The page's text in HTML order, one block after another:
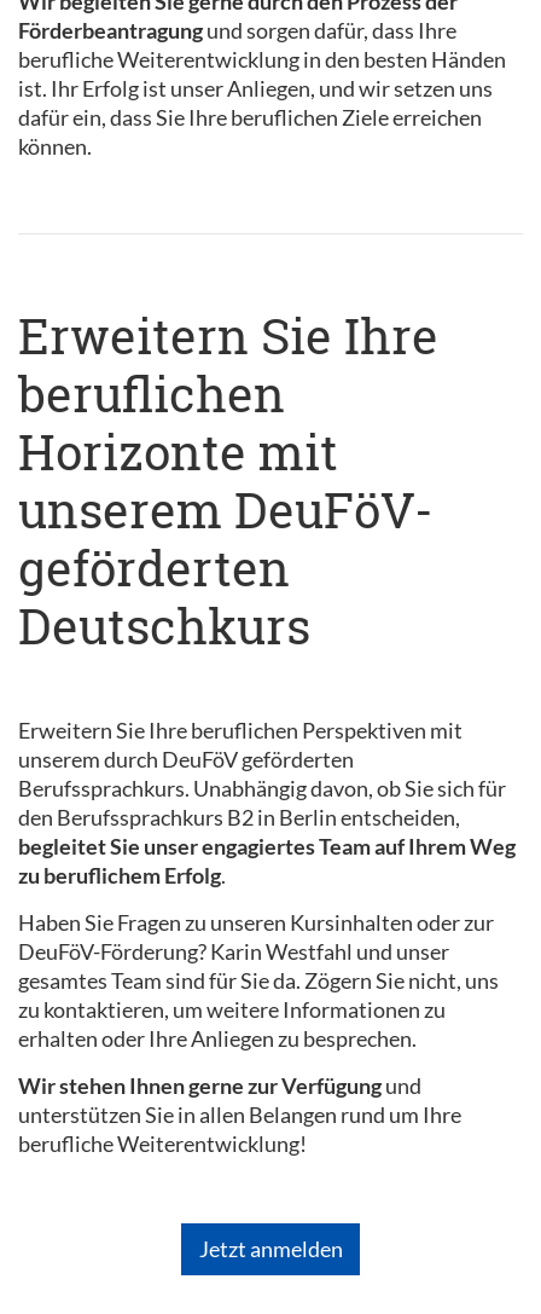
Förderbeantragungund sorgen dafür, dass Ihre
berufliche Weiterentwicklung in den besten Händen
ist. Ihr Erfolg ist unser Anliegen, und wir setzen uns
dafür ein, dass Sie Ihre beruflichen Ziele erreichen
können.
Erweitern Sie Ihre
beruflichen
Horizonte mit
unserem DeuFöV-
geförderten
Deutschkurs
Erweitern Sie Ihre beruflichen Perspektiven mit
unserem durch DeuFöV geförderten
Berufssprachkurs. Unabhängig davon, ob Sie sich für
den Berufssprachkurs B2 in Berlin entscheiden,
begleitet Sie unser engagiertes Team auf Ihrem Weg
zu beruflichem Erfolg.
Haben Sie Fragen zu unseren Kursinhalten oder zur
DeuFöV-Förderung? Karin Westfahl und unser
gesamtes Team sind für Sie da. Zögern Sie nicht, uns
zu kontaktieren, um weitere Informationen zu
erhalten oder Ihre Anliegen zu besprechen.
Wir stehen Ihnen gerne zur Verfügungund
unterstützen Sie in allen Belangen rund um Ihre
berufliche Weiterentwicklung!
Jetzt anmelden